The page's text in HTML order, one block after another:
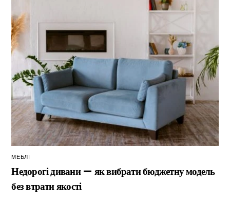
МЕБЛІ
Недорогі дивани — як вибрати бюджетну модель
без втрати якості